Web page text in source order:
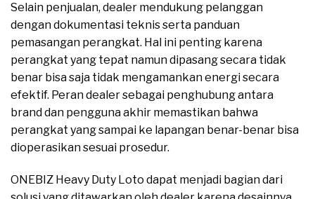
Selain penjualan, dealer mendukung pelanggan
dengan dokumentasi teknis serta panduan
pemasangan perangkat. Hal ini penting karena
perangkat yang tepat namun dipasang secara tidak
benar bisa saja tidak mengamankan energi secara
efektif. Peran dealer sebagai penghubung antara
brand dan pengguna akhir memastikan bahwa
perangkat yang sampai ke lapangan benar-benar bisa
dioperasikan sesuai prosedur.
ONEBIZ Heavy Duty Loto dapat menjadi bagian dari